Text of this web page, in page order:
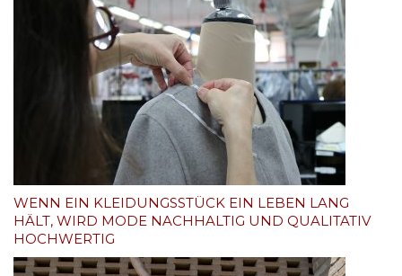
WENN EIN KLEIDUNGSSTÜCK EIN LEBEN LANG
HÄLT, WIRD MODE NACHHALTIG UND QUALITATIV
HOCHWERTIG